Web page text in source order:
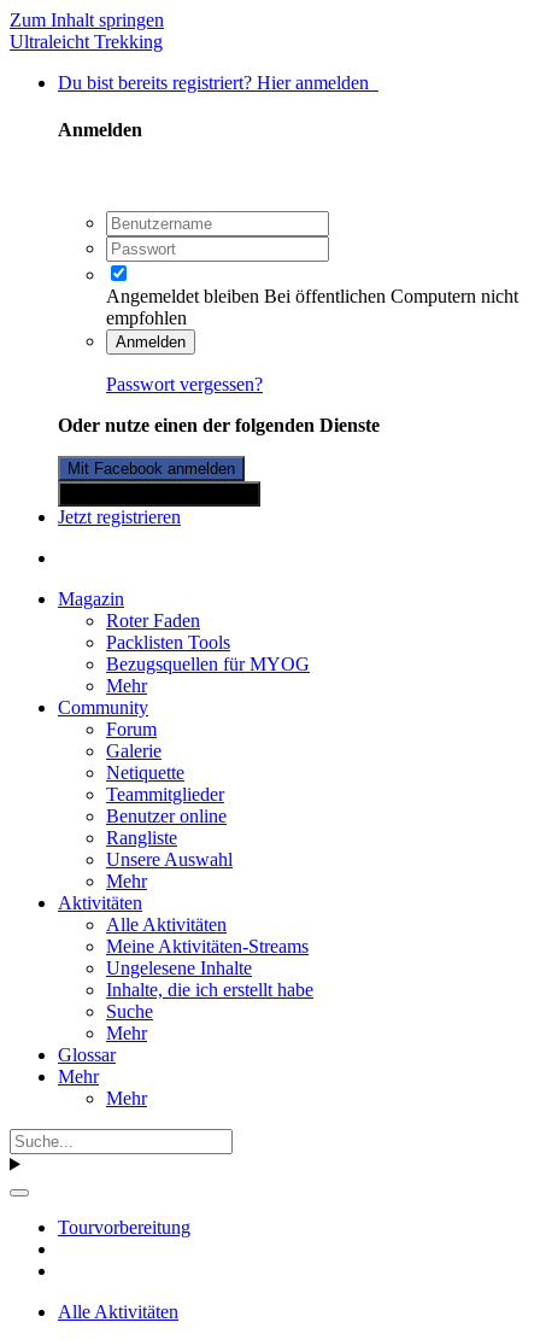
Zum Inhalt springen
Ultraleicht Trekking
Du bist bereits registriert? Hier anmelden
Anmelden
Angemeldet bleiben Bei öffentlichen Computern nicht
empfohlen
Anmelden
Passwort vergessen?
Oder nutze einen der folgenden Dienste
Mit Facebook anmelden
Jetzt registrieren
Magazin
Roter Faden
Packlisten Tools
Bezugsquellen für MYOG
Mehr
Community
Forum
Galerie
Netiquette
Teammitglieder
Benutzer online
Rangliste
Unsere Auswahl
Mehr
Aktivitäten
Alle Aktivitäten
Meine Aktivitäten-Streams
Ungelesene Inhalte
Inhalte, die ich erstellt habe
Suche
Mehr
Glossar
Mehr
Mehr
Tourvorbereitung
Alle Aktivitäten